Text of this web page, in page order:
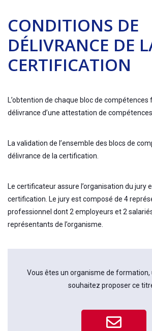
CONDITIONS DE
DÉLIVRANCE DE
CERTIFICATION
L’obtention de chaque bloc de compétences
délivrance d’une attestation de compétences.
La validation de l’ensemble des blocs de
délivrance de la certification.
Le certificateur assure l’organisation du jury
certification. Le jury est composé de 4
professionnel dont 2 employeurs et 2
représentants de l’organisme.
Vous êtes un organisme de formation,
souhaitez proposer ce